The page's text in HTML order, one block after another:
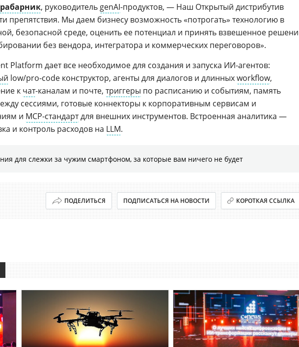
, руководитель genAI-продуктов, — Наш Открытый дистрибутив
препятствия. Мы даем бизнесу возможность «потрогать» технологию в
безопасной среде, оценить ее потенциал и принять взвешенное
без вендора, интегратора и коммерческих переговоров».
Platform дает все необходимое для создания и запуска ИИ-агентов:
low/pro-code конструктор, агенты для диалогов и длинныхworkflow,
к чат-каналам и почте, триггеры по расписанию и событиям, память
сессиями, готовые коннекторы к корпоративным сервисам и
и MCP-стандартдля внешних инструментов. Встроенная аналитика —
и контроль расходов на LLM.
для слежки за чужим смартфоном, за которые вам ничего не будет
ПОДЕЛИТЬСЯ ПОДПИСАТЬСЯ НА НОВОСТИ КОРОТКАЯ ССЫЛКА